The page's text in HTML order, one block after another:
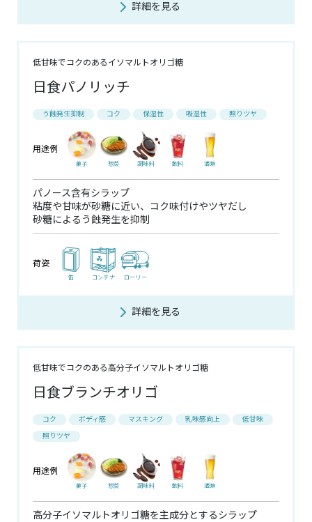
詳細を見る
低甘味でコクのあるイソマルトオリゴ糖
日食パノリッチ
う蝕発生抑制 コク 保湿性 吸湿性 照りツヤ
用途例
菓子 惣菜 調味料 飲料 酒類
パノース含有シラップ
粘度や甘味が砂糖に近い、コク味付けやツヤだし
砂糖によるう蝕発生を抑制
荷姿
缶 コンテナ ローリー
詳細を見る
低甘味でコクのある高分子イソマルトオリゴ糖
日食ブランチオリゴ
コク ボディ感 マスキング 乳味感向上 低甘味
照りツヤ
用途例
菓子 惣菜 調味料 飲料 酒類
高分子イソマルトオリゴ糖を主成分とするシラップ